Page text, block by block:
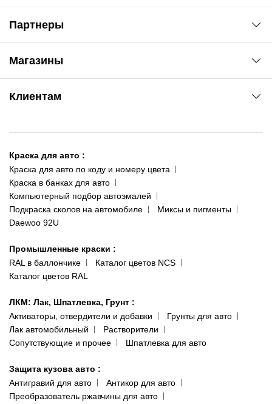
Магазины
ул. Рабочая, 2-а
093 611-39-23
(ориентир: Интайм №40)
Одесса
пр-т Акад. Глушко, 29
066 554-97-70
Клиентам
Доставка и оплата
Сотрудничество
Наши публикации
Публичная оферта
Политика конфиденциальности
Партнеры
Краска для авто :
Краска для авто по коду и номеру цвета
Краска в банках для авто
Компьютерный подбор автоэмалей
Подкраска сколов на автомобиле
Миксы и пигменты
Daewoo 92U
Промышленные краски :
RAL в баллончике
Каталог цветов NCS
Каталог цветов RAL
ЛКМ: Лак, Шпатлевка, Грунт :
Активаторы, отвердители и добавки
Грунты для авто
Лак автомобильный
Растворители
Сопутствующие и прочее
Шпатлевка для авто
Защита кузова авто :
Антигравий для авто
Антикор для авто
Преобразователь ржавчины для авто